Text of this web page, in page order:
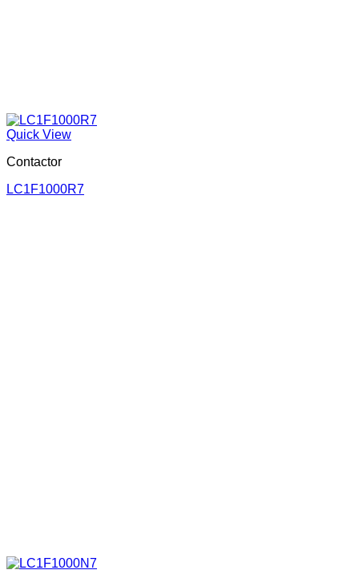
Quick View
Contactor
LC1F1000R7